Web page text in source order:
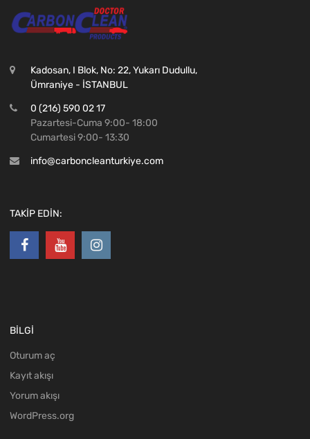
Kadosan, I Blok, No: 22, Yukarı Dudullu,
Ümraniye - İSTANBUL
0 (216) 590 02 17
Pazartesi-Cuma 9:00- 18:00
Cumartesi 9:00- 13:30
info@carboncleanturkiye.com
TAKİP EDİN:
BİLGİ
Oturum aç
Kayıt akışı
Yorum akışı
WordPress.org